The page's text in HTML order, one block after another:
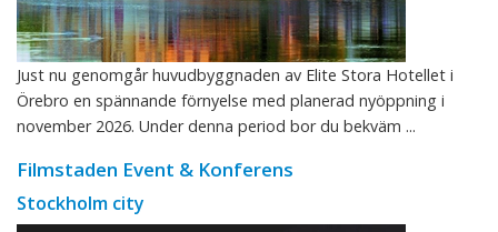
Just nu genomgår huvudbyggnaden av Elite Stora Hotellet i
Örebro en spännande förnyelse med planerad nyöppning i
november 2026. Under denna period bor du bekväm ...
Filmstaden Event & Konferens
Stockholm city